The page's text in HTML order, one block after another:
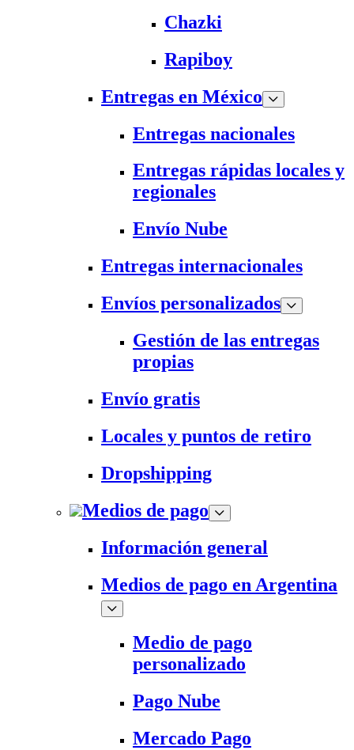
Chazki
Rapiboy
Entregas en México
Entregas nacionales
Entregas rápidas locales y
regionales
Envío Nube
Entregas internacionales
Envíos personalizados
Gestión de las entregas
propias
Envío gratis
Locales y puntos de retiro
Dropshipping
Medios de pago
Información general
Medios de pago en Argentina
Medio de pago
personalizado
Pago Nube
Mercado Pago